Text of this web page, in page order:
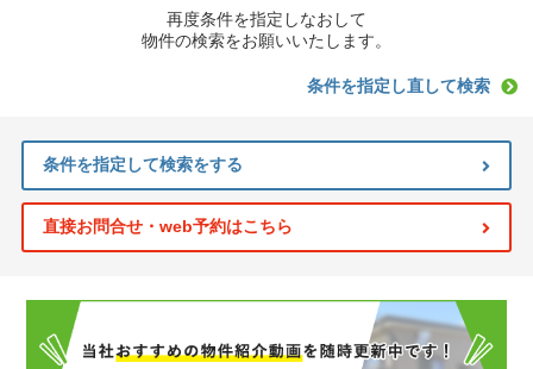
再度条件を指定しなおして
物件の検索をお願いいたします。
条件を指定し直して検索
条件を指定して検索をする
直接お問合せ・web予約はこちら